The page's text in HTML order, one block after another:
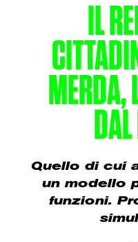
IL
MERDA,
Quello di cui
un modello
funzioni.